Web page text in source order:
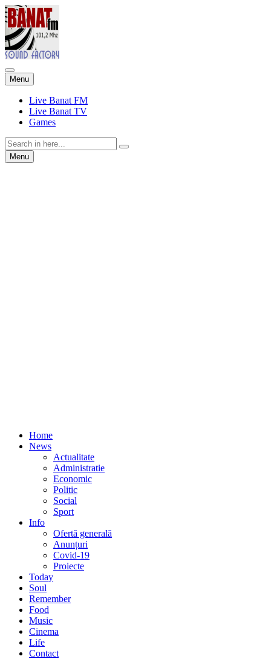
Menu Skip
to
content
Live Banat FM
Live Banat TV
Games
Search
for:Menu Skip
to
Home
News
Actualitate
Administratie
Economic
Politic
Social
Sport
Info
Ofertă generală
Anunțuri
Covid-19
Proiecte
Today
Soul
Remember
Food
Music
Cinema
Life
Contact